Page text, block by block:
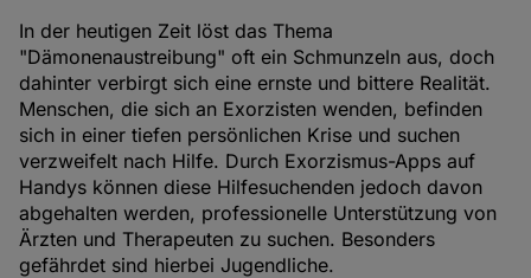
In der heutigen Zeit löst das Thema
"Dämonenaustreibung" oft ein Schmunzeln aus, doch
dahinter verbirgt sich eine ernste und bittere Realität.
Menschen, die sich an Exorzisten wenden, befinden
sich in einer tiefen persönlichen Krise und suchen
verzweifelt nach Hilfe. Durch Exorzismus-Apps auf
Handys können diese Hilfesuchenden jedoch davon
abgehalten werden, professionelle Unterstützung von
Ärzten und Therapeuten zu suchen. Besonders
gefährdet sind hierbei Jugendliche.